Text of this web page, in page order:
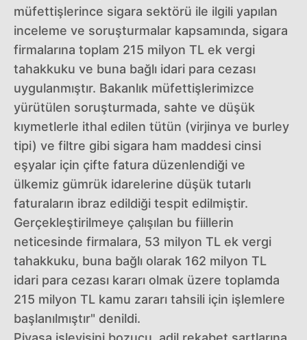
müfettişlerince sigara sektörü ile ilgili yapılan
inceleme ve soruşturmalar kapsamında, sigara
firmalarına toplam 215 milyon TL ek vergi
tahakkuku ve buna bağlı idari para cezası
uygulanmıştır. Bakanlık müfettişlerimizce
yürütülen soruşturmada, sahte ve düşük
kıymetlerle ithal edilen tütün (virjinya ve burley
tipi) ve filtre gibi sigara ham maddesi cinsi
eşyalar için çifte fatura düzenlendiği ve
ülkemiz gümrük idarelerine düşük tutarlı
faturaların ibraz edildiği tespit edilmiştir.
Gerçekleştirilmeye çalışılan bu fiillerin
neticesinde firmalara, 53 milyon TL ek vergi
tahakkuku, buna bağlı olarak 162 milyon TL
idari para cezası kararı olmak üzere toplamda
215 milyon TL kamu zararı tahsili için işlemlere
başlanılmıştır" denildi.